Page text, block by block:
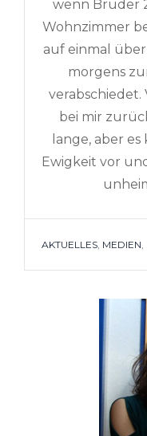
wenn Bruder
Wohnzimmer
auf einmal
morgens
verabschiedet.
bei mir
lange, aber
Ewigkeit vor
TAGS
AKTUELLES MEDIEN